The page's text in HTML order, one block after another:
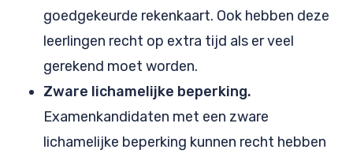
goedgekeurde rekenkaart. Ook hebben deze
leerlingen recht op extra tijd als er veel
gerekend moet worden.
Zware lichamelijke beperking.
Examenkandidaten met een zware
lichamelijke beperking kunnen recht hebben